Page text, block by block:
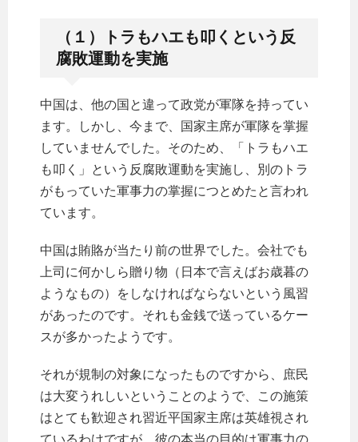
（１）トラもハエも叩くという反
腐敗運動を実施
中国は、他の国と違って政党が軍隊を持ってい
ます。しかし、今まで、国家主席が軍隊を掌握
していませんでした。そのため、「トラもハエ
も叩く」という反腐敗運動を実施し、別のトラ
がもっていた軍事力の掌握につとめたと言われ
ています。
中国は賄賂が当たり前の世界でした。会社でも
上司に何かしら贈り物（日本で言えばお歳暮の
ようなもの）をしなければならないという風習
があったのです。それも金銭で送っているケー
スが多かったようです。
それが規制の対象になったものですから、庶民
は大変うれしいということのようで、この施策
はとても歓迎され習近平国家主席は英雄視され
ているわけですが、彼の本当の目的は軍事力の